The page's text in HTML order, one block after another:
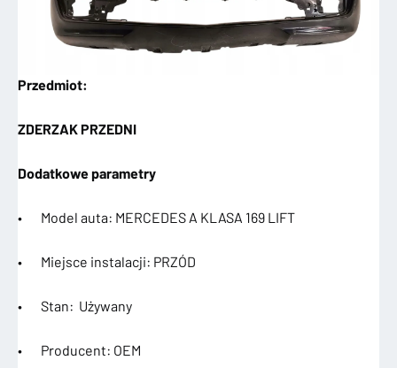
Przedmiot:
ZDERZAK PRZEDNI
Dodatkowe parametry
• Model auta: MERCEDES A KLASA 169 LIFT
• Miejsce instalacji: PRZÓD
• Stan: Używany
• Producent: OEM